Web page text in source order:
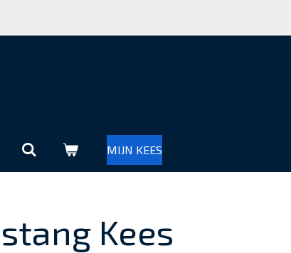
MIJN KEES
Kees